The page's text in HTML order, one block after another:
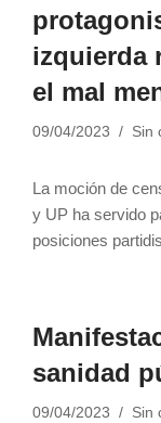
izquierda
el mal
09/04/2023 Sin
La moción de
y UP ha servido
posiciones
sanidad
09/04/2023 Sin